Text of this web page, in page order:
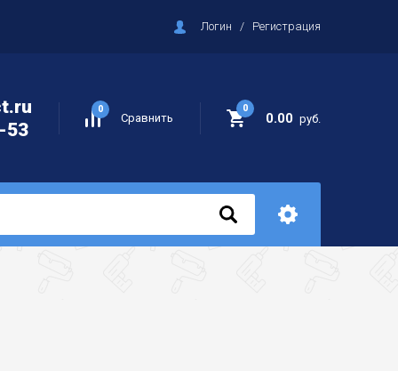
Логин / Регистрация
53
Сравнить
0 0
0.00 руб.